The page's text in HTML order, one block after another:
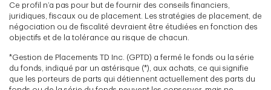
Ce profil n’a pas pour but de fournir des conseils financiers,
juridiques, fiscaux ou de placement. Les stratégies de placement, de
négociation ou de fiscalité devraient être étudiées en fonction des
objectifs et de la tolérance au risque de chacun.
*Gestion de Placements TD Inc. (GPTD) a fermé le fonds ou la série
du fonds, indiqué par un astérisque (*), aux achats, ce qui signifie
que les porteurs de parts qui détiennent actuellement des parts du